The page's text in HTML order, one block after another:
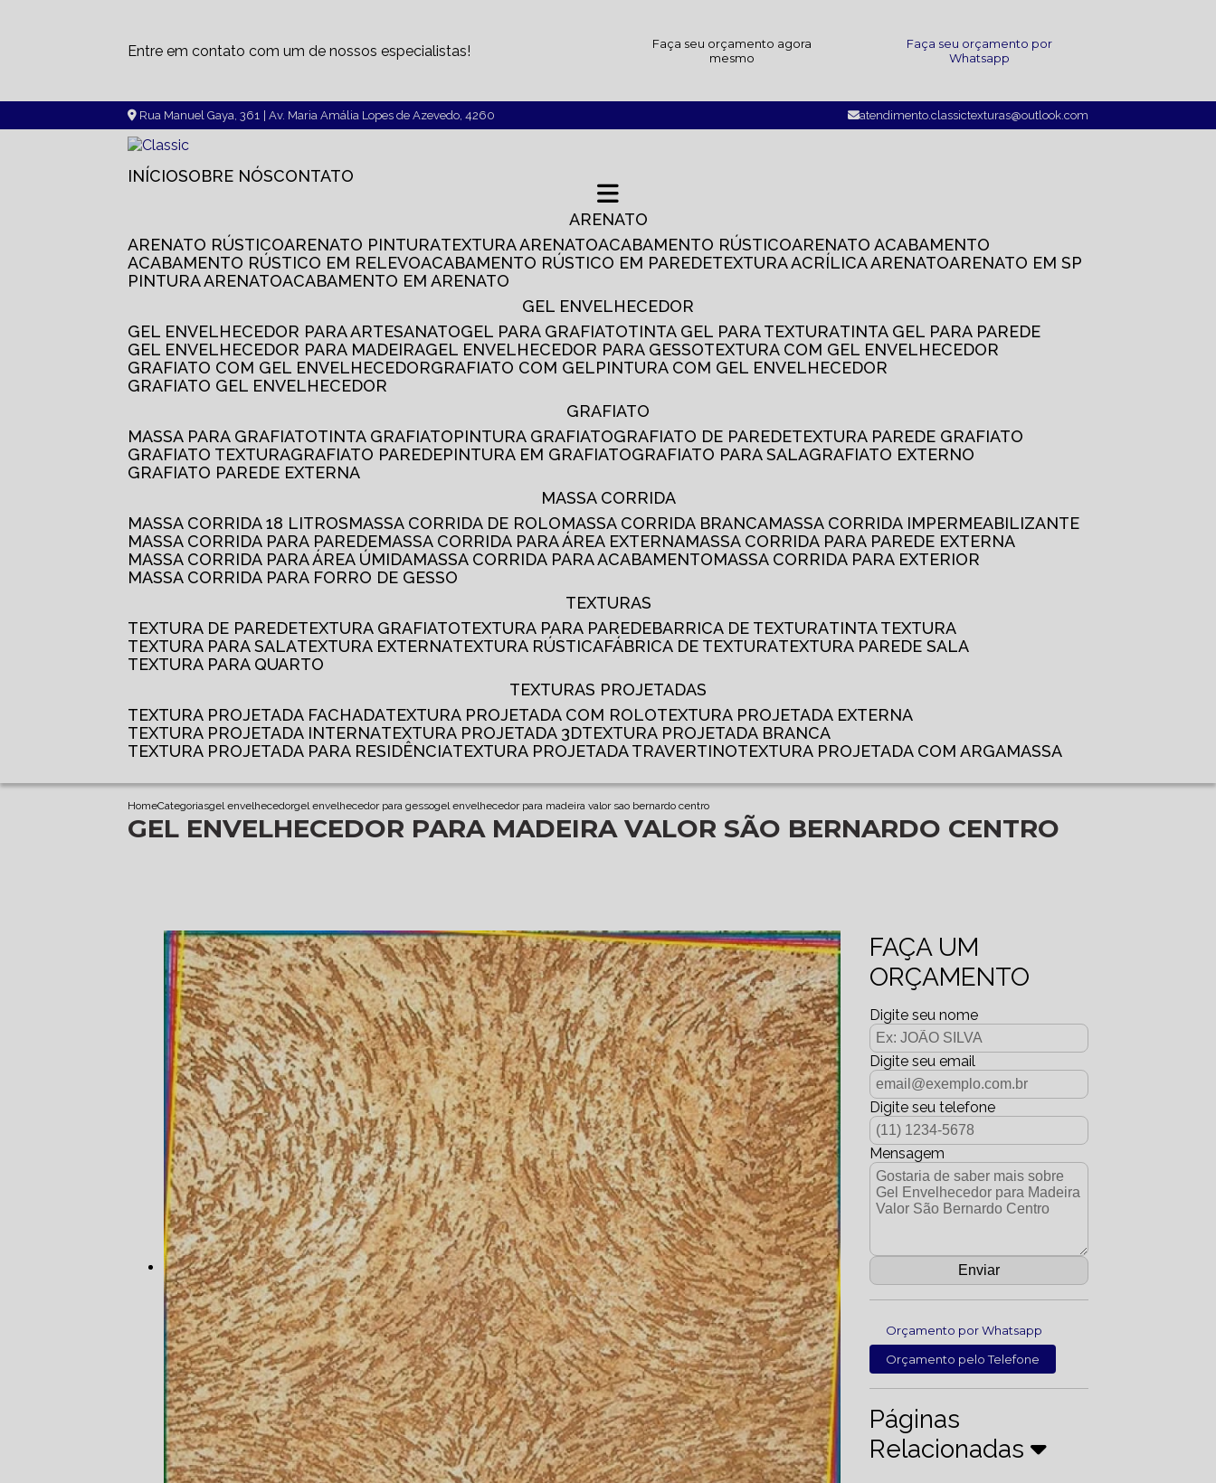
Entre em contato com um de nossos especialistas!
Faça seu orçamento agora
mesmo
Faça seu orçamento por
Whatsapp
Rua Manuel Gaya, 361 | Av. Maria Amália Lopes de Azevedo, 4260 atendimento.classictexturas@outlook.com
INÍCIO SOBRE NÓS CONTATO
ARENATO
ARENATO RÚSTICO
ARENATO PINTURA TEXTURA ARENATO ACABAMENTO RÚSTICO
ARENATO ACABAMENTO
ACABAMENTO RÚSTICO EM RELEVO
ACABAMENTO RÚSTICO EM PAREDE TEXTURA ACRÍLICA ARENATO
ARENATO EM SP
PINTURA ARENATO
ACABAMENTO EM ARENATO
GEL ENVELHECEDOR
GEL ENVELHECEDOR PARA ARTESANATO
GEL PARA GRAFIATO TINTA GEL PARA TEXTURA
TINTA GEL PARA PAREDE
GEL ENVELHECEDOR PARA MADEIRA
GEL ENVELHECEDOR PARA GESSO
TEXTURA COM GEL ENVELHECEDOR
GRAFIATO COM GEL ENVELHECEDOR
GRAFIATO COM GEL
PINTURA COM GEL ENVELHECEDOR
GRAFIATO GEL ENVELHECEDOR
GRAFIATO
MASSA PARA GRAFIATO
TINTA GRAFIATO PINTURA GRAFIATO GRAFIATO DE PAREDE
TEXTURA PAREDE GRAFIATO
GRAFIATO TEXTURA
GRAFIATO PAREDE PINTURA EM GRAFIATO GRAFIATO PARA SALA
GRAFIATO EXTERNO
GRAFIATO PAREDE EXTERNA
MASSA CORRIDA
MASSA CORRIDA 18 LITROS
MASSA CORRIDA DE ROLO MASSA CORRIDA BRANCA
MASSA CORRIDA IMPERMEABILIZANTE
MASSA CORRIDA PARA PAREDE
MASSA CORRIDA PARA ÁREA EXTERNA
MASSA CORRIDA PARA PAREDE EXTERNA
MASSA CORRIDA PARA ÁREA ÚMIDA
MASSA CORRIDA PARA ACABAMENTO
MASSA CORRIDA PARA EXTERIOR
MASSA CORRIDA PARA FORRO DE GESSO
TEXTURAS
TEXTURA DE PAREDE
TEXTURA GRAFIATO TEXTURA PARA PAREDE BARRICA DE TEXTURA
TINTA TEXTURA
TEXTURA PARA SALA
TEXTURA EXTERNA TEXTURA RÚSTICA FÁBRICA DE TEXTURA
TEXTURA PAREDE SALA
TEXTURA PARA QUARTO
TEXTURAS PROJETADAS
TEXTURA PROJETADA FACHADA
TEXTURA PROJETADA COM ROLO
TEXTURA PROJETADA EXTERNA
TEXTURA PROJETADA INTERNA
TEXTURA PROJETADA 3D
TEXTURA PROJETADA BRANCA
TEXTURA PROJETADA PARA RESIDÊNCIA
TEXTURA PROJETADA TRAVERTINO TEXTURA PROJETADA COM ARGAMASSA
HomeCategoriasgel envelhecedorgel envelhecedor para gessogel envelhecedor para madeira valor sao bernardo centro
GEL ENVELHECEDOR PARA MADEIRA VALOR SÃO BERNARDO CENTRO
FAÇA UM
ORÇAMENTO
Digite seu nome
Digite seu email
Digite seu telefone
Mensagem
Orçamento por Whatsapp
Orçamento pelo Telefone
Páginas
Relacionadas